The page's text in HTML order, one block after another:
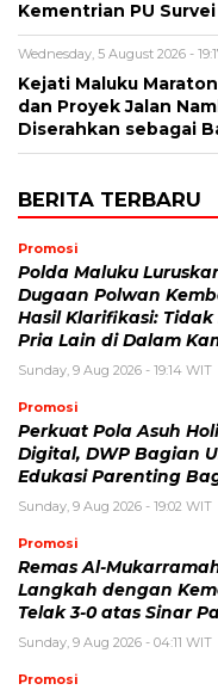
Kementrian PU
Wednesday, 5 August 2026 -
Kejati Maluku
dan Proyek Jalan
Diserahkan sebagai
BERITA TERBARU
Promosi
Polda Maluku
Dugaan Polwan
Hasil Klarifikasi:
Pria Lain di Dalam
Sunday, 9 Aug 2026 - 19:14 WIT
Promosi
Perkuat Pola Asuh
Digital, DWP Bagian
Edukasi Parenting
Sunday, 9 Aug 2026 - 19:02 WIT
Promosi
Remas Al-
Langkah dengan
Telak 3-0 atas Sinar
Sunday, 9 Aug 2026 - 04:11 WIT
Promosi